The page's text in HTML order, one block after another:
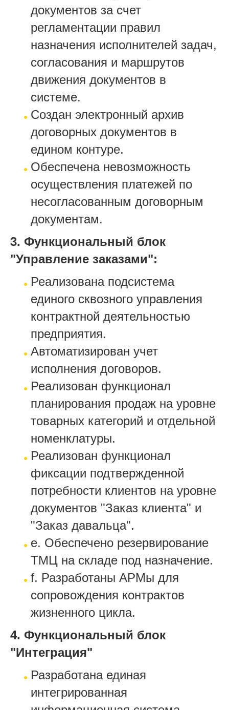
документов за счет
регламентации правил
назначения исполнителей задач,
согласования и маршрутов
движения документов в
системе.
Создан электронный архив
договорных документов в
едином контуре.
Обеспечена невозможность
осуществления платежей по
несогласованным договорным
документам.
3. Функциональный блок
"Управление заказами":
Реализована подсистема
единого сквозного управления
контрактной деятельностью
предприятия.
Автоматизирован учет
исполнения договоров.
Реализован функционал
планирования продаж на уровне
товарных категорий и отдельной
номенклатуры.
Реализован функционал
фиксации подтвержденной
потребности клиентов на уровне
документов "Заказ клиента" и
"Заказ давальца".
e. Обеспечено резервирование
ТМЦ на складе под назначение.
f. Разработаны АРМы для
сопровождения контрактов
жизненного цикла.
4. Функциональный блок
"Интеграция"
Разработана единая
интегрированная